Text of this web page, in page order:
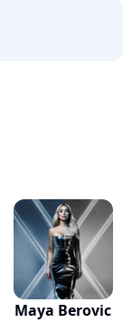
Maya Berovic